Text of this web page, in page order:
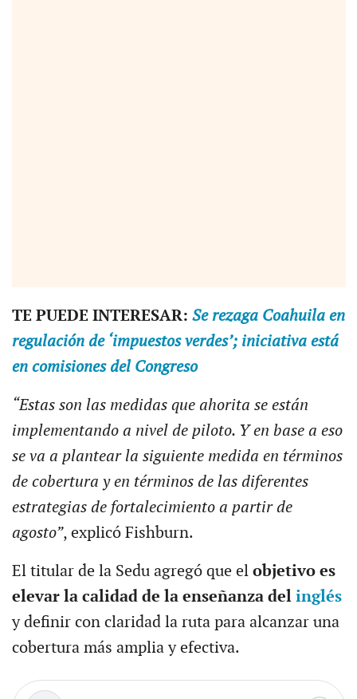
TE PUEDE INTERESAR: Se rezaga Coahuila en
regulación de ‘impuestos verdes’; iniciativa está
en comisiones del Congreso
“Estas son las medidas que ahorita se están
implementando a nivel de piloto. Y en base a eso
se va a plantear la siguiente medida en términos
de cobertura y en términos de las diferentes
estrategias de fortalecimiento a partir de
agosto”, explicó Fishburn.
El titular de la Sedu agregó que el objetivo es
elevar la calidad de la enseñanza del inglés
y definir con claridad la ruta para alcanzar una
cobertura más amplia y efectiva.